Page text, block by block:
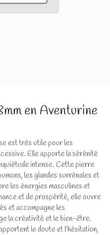
en Aventurine
est très utile pour les
Elle apporte la sérénité
intense. Cette pierre
les glandes surrénales et
les énergies masculines et
et de prospérité, elle ouvre
et accompagne les
la créativité et le bien-être.
le doute et l'hésitation,